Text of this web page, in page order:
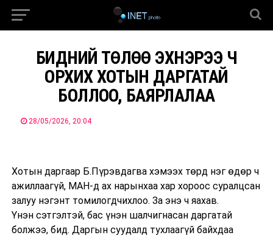
БИДНИЙ ТӨЛӨӨ ЭХНЭРЭЭ Ч
ОРХИХ ХОТЫН ДАРГАТАЙ
БОЛЛОО, БАЯРЛАЛАА
28/05/2026, 20:04
Хотын даргаар Б.Пүрэвдагва хэмээх төрд нэг өдөр ч
ажиллаагүй, МАН-д ах нарынхаа хар хороос суралцсан
залуу нэгэнт томилогдчихлоо. За энэ ч яахав.
Үнэн сэтгэлтэй, бас үнэн шалчигнасан даргатай
болжээ, бид. Даргын суудалд тухлаагүй байхдаа